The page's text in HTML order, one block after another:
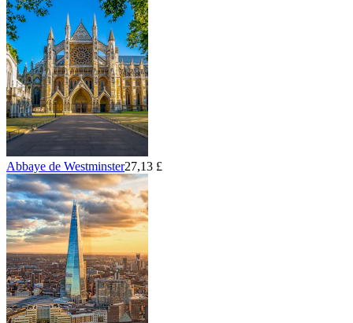
Abbaye de Westminster27,13 £